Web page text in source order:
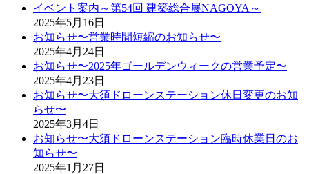
イベント案内～第54回 建築総合展NAGOYA～
2025年5月16日
お知らせ〜営業時間短縮のお知らせ〜
2025年4月24日
お知らせ〜2025年ゴールデンウィークの営業予定〜
2025年4月23日
お知らせ〜大須ドローンステーション休日変更のお知
らせ〜
2025年3月4日
お知らせ〜大須ドローンステーション臨時休業日のお
知らせ〜
2025年1月27日